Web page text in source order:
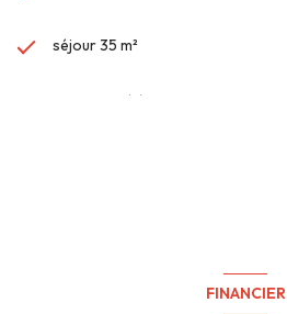
séjour 35 m²
3 chambre(s)
FINANCIER